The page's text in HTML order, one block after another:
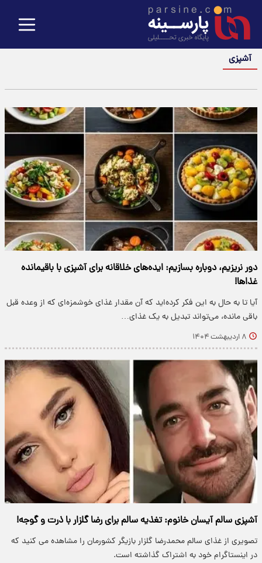
آشپزی
دور نریزیم، دوباره بسازیم: ایده‌های خلاقانه برای آشپزی با باقیمانده
غذاها!
آیا تا به حال به این فکر کرده‌اید که آن مقدار غذای خوشمزه‌ای که از وعده قبل
باقی مانده، می‌تواند تبدیل به یک غذای…
۸ اردیبهشت ۱۴۰۴
آشپزی سالم آیسان خانوم: تغذیه سالم برای رضا گلزار با ذرت و گوجه!
تصویری از غذای سالم محمدرضا گلزار بازیگر کشورمان را مشاهده می کنید که
در اینستاگرام خود به اشتراک گذاشته است.